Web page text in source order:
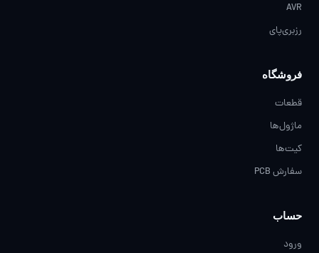
AVR
رزبری‌پای
فروشگاه
قطعات
ماژول‌ها
کیت‌ها
سفارش PCB
حساب
ورود